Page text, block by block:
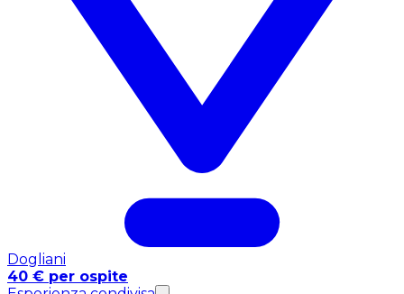
Dogliani
40 € per ospite